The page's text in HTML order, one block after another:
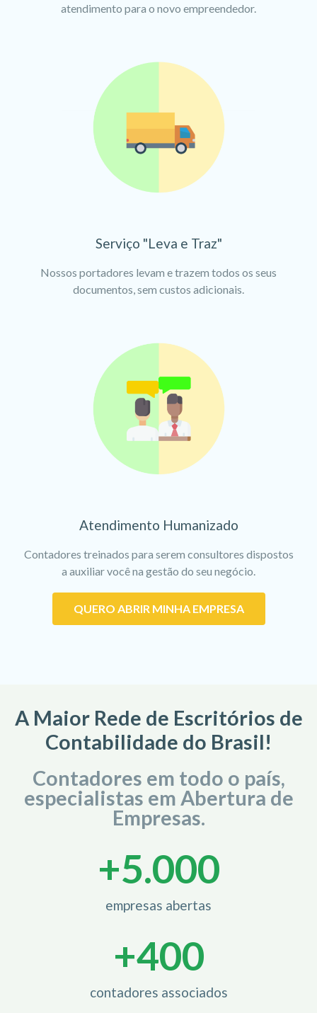
atendimento para o novo empreendedor.
Serviço "Leva e Traz"
Nossos portadores levam e trazem todos os seus
documentos, sem custos adicionais.
Atendimento Humanizado
Contadores treinados para serem consultores dispostos
a auxiliar você na gestão do seu negócio.
QUERO ABRIR MINHA EMPRESA
A Maior Rede de Escritórios de
Contabilidade do Brasil!
Contadores em todo o país,
especialistas em Abertura de
Empresas.
empresas abertas
+5.000
contadores associados
+400